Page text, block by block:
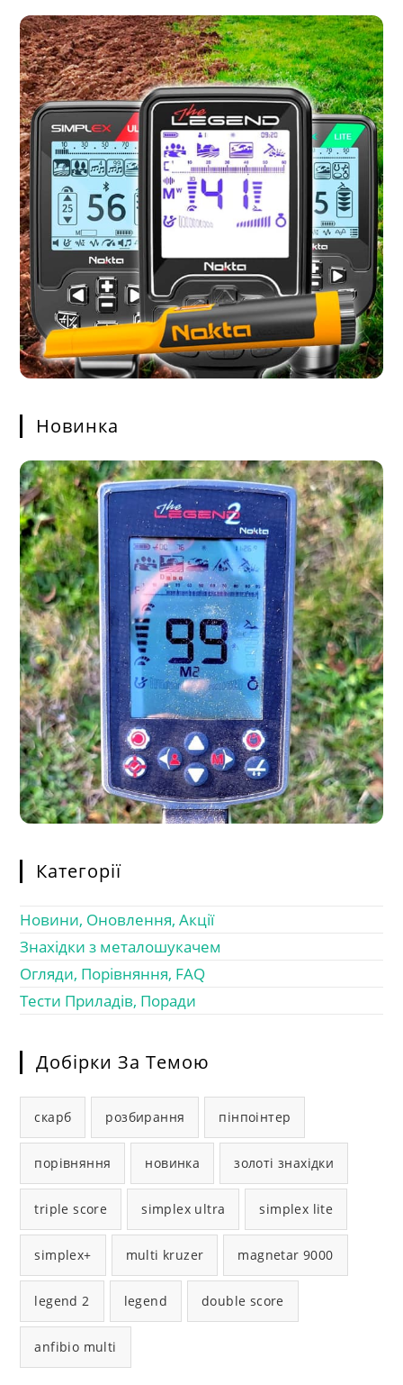
Новинка
Категорії
Новини, Оновлення, Акції
Знахідки з металошукачем
Огляди, Порівняння, FAQ
Тести Приладів, Поради
Добірки За Темою
скарб розбирання пінпоінтер
порівняння новинка золоті знахідки
triple score simplex ultra simplex lite
simplex+ multi kruzer magnetar 9000
legend 2 legend double score
anfibio multi